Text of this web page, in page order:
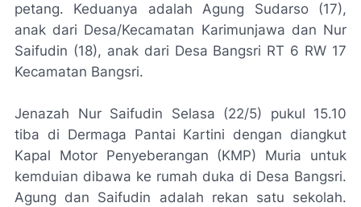
petang. Keduanya adalah Agung Sudarso (17),
anak dari Desa/Kecamatan Karimunjawa dan Nur
Saifudin (18), anak dari Desa Bangsri RT 6 RW 17
Kecamatan Bangsri.
Jenazah Nur Saifudin Selasa (22/5) pukul 15.10
tiba di Dermaga Pantai Kartini dengan diangkut
Kapal Motor Penyeberangan (KMP) Muria untuk
kemduian dibawa ke rumah duka di Desa Bangsri.
Agung dan Saifudin adalah rekan satu sekolah.